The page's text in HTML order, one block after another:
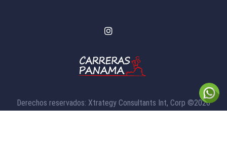
Derechos reservados: Xtrategy Consultants Int, Corp ©2026